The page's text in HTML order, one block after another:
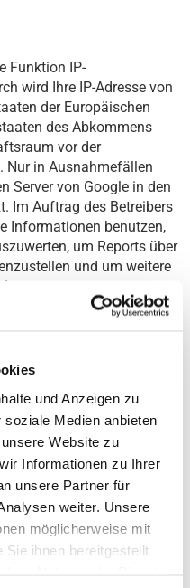
und Anzeigen zu
Medien anbieten
Website zu
Informationen zu Ihrer
unsere Partner für
weiter. Unsere
möglicherweise mit
Sie ihnen bereitgestellt
Funktion IP-
wird Ihre IP-Adresse von
der Europäischen
des Abkommens
vor der
Nur in Ausnahmefällen
Server von Google in den
Im Auftrag des Betreibers
Informationen benutzen,
um Reports über
und um weitere
dem
zusammengeführt.
durch eine
Software
darauf hin, dass Sie in
sämtliche Funktionen
nutzen können. Sie
der durch den Cookie